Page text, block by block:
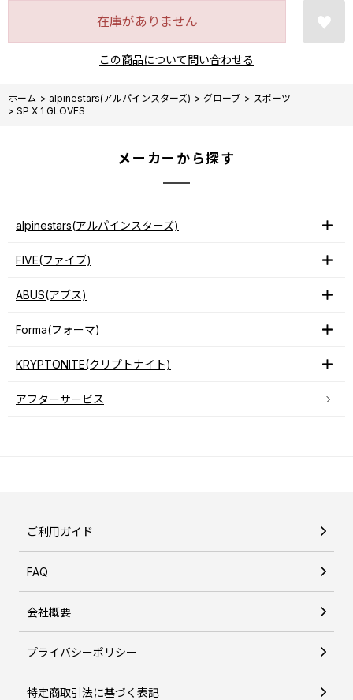
在庫がありません
この商品について問い合わせる
ホーム > alpinestars(アルパインスターズ) > グローブ > スポーツ
> SP X 1 GLOVES
メーカーから探す
alpinestars(アルパインスターズ)
FIVE(ファイブ)
ABUS(アブス)
Forma(フォーマ)
KRYPTONITE(クリプトナイト)
アフターサービス
ご利用ガイド
FAQ
会社概要
プライバシーポリシー
特定商取引法に基づく表記